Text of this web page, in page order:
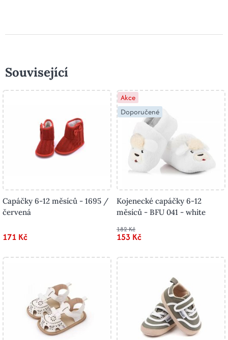
Související
Capáčky 6-12 měsíců - 1695 /
červená
171 Kč
Akce
Doporučené
Kojenecké capáčky 6-12
měsíců - BFU 041 - white
182 Kč
153 Kč